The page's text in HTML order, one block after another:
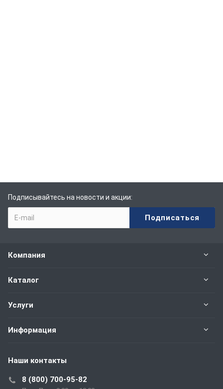
Подписывайтесь на новости и акции:
Компания
Каталог
Услуги
Информация
Наши контакты
8 (800) 700-95-82